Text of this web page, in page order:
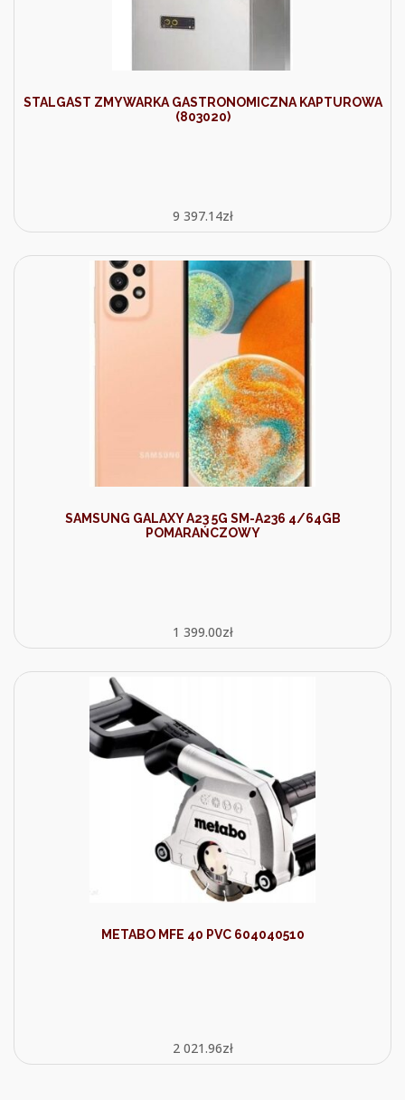
STALGAST ZMYWARKA GASTRONOMICZNA KAPTUROWA
(803020)
9 397.14zł
SAMSUNG GALAXY A23 5G SM-A236 4/64GB
POMARAŃCZOWY
1 399.00zł
METABO MFE 40 PVC 604040510
2 021.96zł